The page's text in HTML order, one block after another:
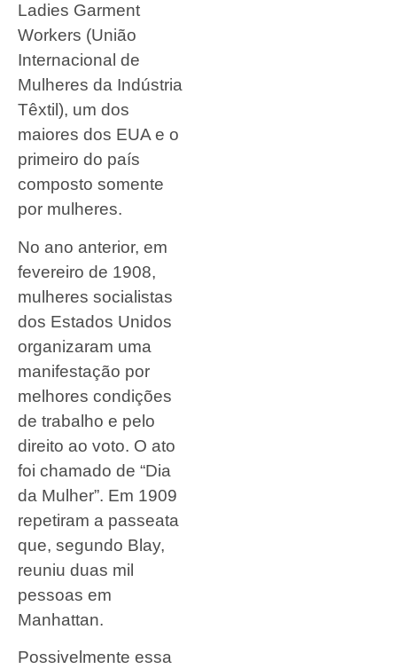
Ladies Garment
Workers (União
Internacional de
Mulheres da Indústria
Têxtil), um dos
maiores dos EUA e o
primeiro do país
composto somente
por mulheres.
No ano anterior, em
fevereiro de 1908,
mulheres socialistas
dos Estados Unidos
organizaram uma
manifestação por
melhores condições
de trabalho e pelo
direito ao voto. O ato
foi chamado de “Dia
da Mulher”. Em 1909
repetiram a passeata
que, segundo Blay,
reuniu duas mil
pessoas em
Manhattan.
Possivelmente essa